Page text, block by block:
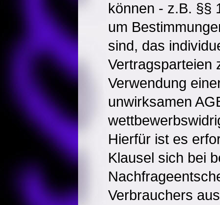
können - z.B. §§
um
sind, das
Vertragsparteien
Verwendung
unwirksamen
Hierfür ist es
Klausel sich bei
Verbrauchers